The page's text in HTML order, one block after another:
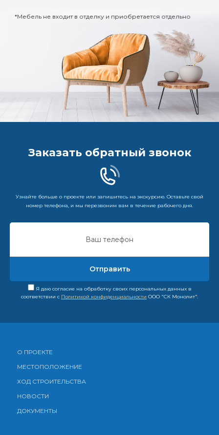
*Мебель не входит в отделку и приобретается отдельно
Заказать обратный звонок
Узнайте больше о проекте или запишитесь на экскурсию. Оставьте свой
номер телефона, и мы перезвоним вам в течение рабочего дня.
Я даю согласие на обработку своих персональных данных в
соответствии с Политикой конфиденциальности ООО "СК Монолит".
О ПРОЕКТЕ
МЕСТОПОЛОЖЕНИЕ
ХОД СТРОИТЕЛЬСТВА
НОВОСТИ
ДОКУМЕНТЫ